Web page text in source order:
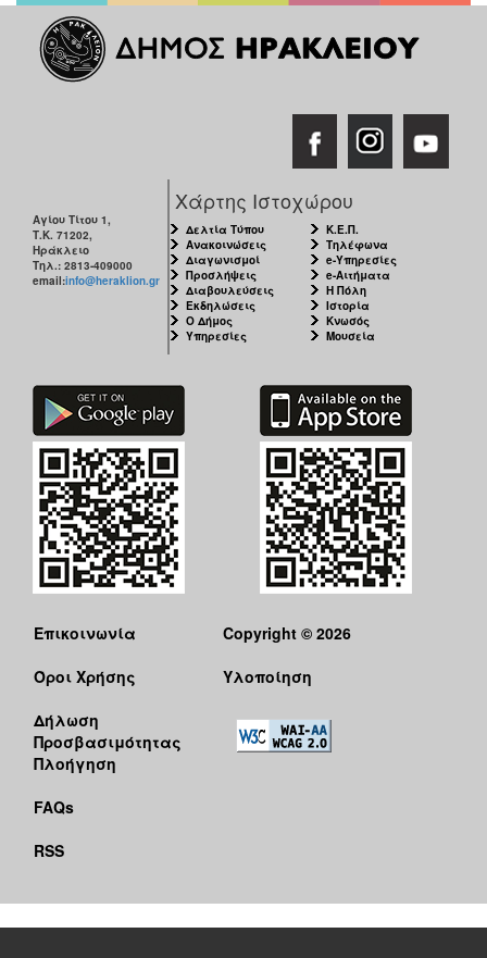
Αγίου Τίτου 1,
Τ.Κ. 71202,
Ηράκλειο
Τηλ.: 2813-409000
email:info@heraklion.gr
Χάρτης Ιστοχώρου
Δελτία Τύπου
Ανακοινώσεις
Διαγωνισμοί
Προσλήψεις
Διαβουλεύσεις
Εκδηλώσεις
Ο Δήμος
Υπηρεσίες
Κ.Ε.Π.
Τηλέφωνα
e-Υπηρεσίες
e-Αιτήματα
Η Πόλη
Ιστορία
Κνωσός
Μουσεία
Επικοινωνία
Όροι Χρήσης
Δήλωση
Προσβασιμότητας
Πλοήγηση
FAQs
RSS
Copyright © 2026
Υλοποίηση